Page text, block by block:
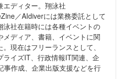
エディター。翔泳社
／AIdiverには業務委託として
泳社在籍時には各種イベントの
メディア、書籍、イベントに関
現在はフリーランスとして、
ライズIT、行政情報IT関連、企
事作成、企業出版支援などを行